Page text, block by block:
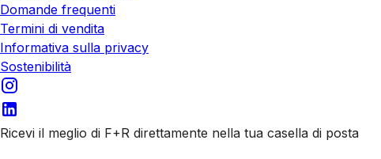
Domande frequenti
Termini di vendita
Informativa sulla privacy
Sostenibilità
Ricevi il meglio di F+R direttamente nella tua casella di posta